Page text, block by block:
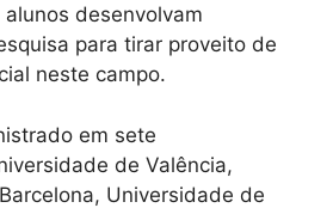
desenvolvam
para tirar proveito de
neste campo.
em sete
de Valência,
​​Universidade de